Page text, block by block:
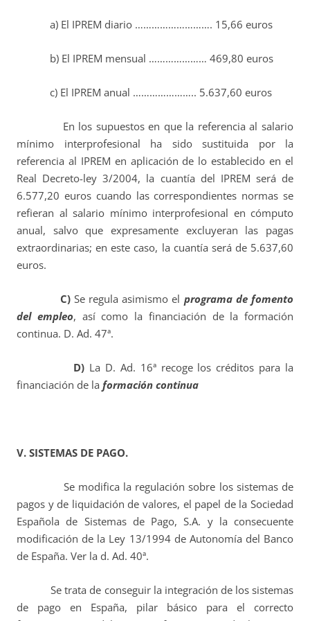
a) El IPREM diario ………………………. 15,66 euros
b) El IPREM mensual ………………… 469,80 euros
c) El IPREM anual ………………….. 5.637,60 euros
En los supuestos en que la referencia al salario
mínimo interprofesional ha sido sustituida por la
referencia al IPREM en aplicación de lo establecido en el
Real Decreto-ley 3/2004, la cuantía del IPREM será de
6.577,20 euros cuando las correspondientes normas se
refieran al salario mínimo interprofesional en cómputo
anual, salvo que expresamente excluyeran las pagas
extraordinarias; en este caso, la cuantía será de 5.637,60
euros.
C)Se regula asimismo el programa de fomento
del empleo, así como la financiación de la formación
continua. D. Ad. 47ª.
D) La D. Ad. 16ª recoge los créditos para la
financiación de la formación continua
V. SISTEMAS DE PAGO.
Se modifica la regulación sobre los sistemas de
pagos y de liquidación de valores, el papel de la Sociedad
Española de Sistemas de Pago, S.A. y la consecuente
modificación de la Ley 13/1994 de Autonomía del Banco
de España. Ver la d. Ad. 40ª.
Se trata de conseguir la integración de los sistemas
de pago en España, pilar básico para el correcto